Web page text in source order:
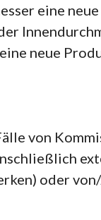
eine
neue
von
oder